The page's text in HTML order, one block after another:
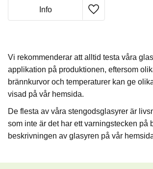
Lägg till i favoriter
Info
Vi rekommenderar att alltid testa våra
applikation på produktionen, eftersom
brännkurvor och temperaturer kan ge
visad på vår hemsida.
De flesta av våra stengodsglasyrer är
som inte är det har ett varningstecken på
beskrivningen av glasyren på vår